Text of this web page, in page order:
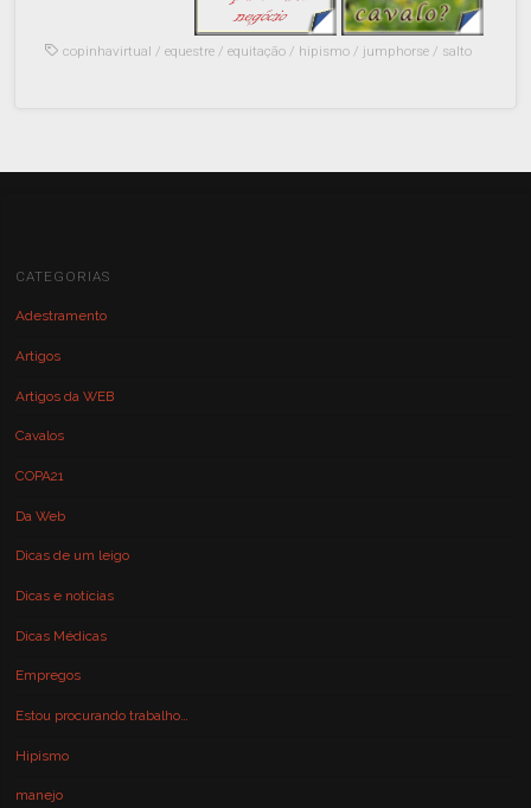
copinhavirtual / equestre/ equitação/ hipismo/ jumphorse/ salto
CATEGORIAS
Adestramento
Artigos
Artigos da WEB
Cavalos
COPA21
Da Web
Dicas de um leigo
Dicas e notícias
Dicas Médicas
Empregos
Estou procurando trabalho…
Hipismo
manejo